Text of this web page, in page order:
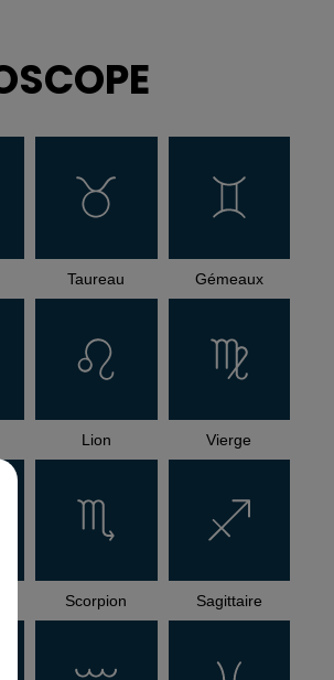
Taureau Gémeaux
Lion Vierge
Scorpion Sagittaire